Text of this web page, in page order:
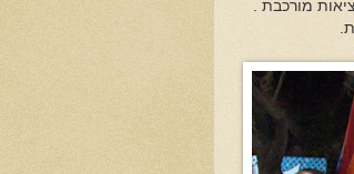
מורכבת .